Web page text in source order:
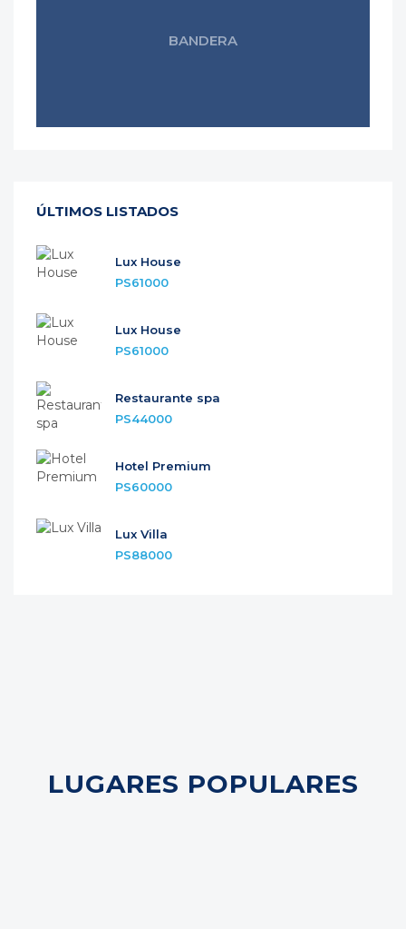
BANDERA
ÚLTIMOS LISTADOS
Lux House
PS61000
Lux House
PS61000
Restaurante spa
PS44000
Hotel Premium
PS60000
Lux Villa
PS88000
LUGARES POPULARES